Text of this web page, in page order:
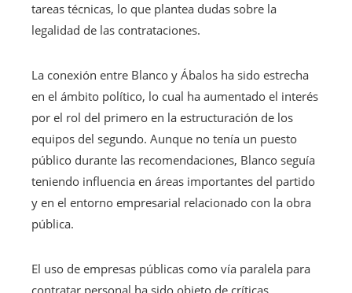
tareas técnicas, lo que plantea dudas sobre la
legalidad de las contrataciones.
La conexión entre Blanco y Ábalos ha sido estrecha
en el ámbito político, lo cual ha aumentado el interés
por el rol del primero en la estructuración de los
equipos del segundo. Aunque no tenía un puesto
público durante las recomendaciones, Blanco seguía
teniendo influencia en áreas importantes del partido
y en el entorno empresarial relacionado con la obra
pública.
El uso de empresas públicas como vía paralela para
contratar personal ha sido objeto de críticas